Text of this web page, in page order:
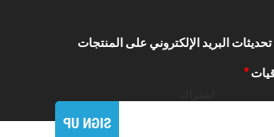
البريد الإلكتروني على المنتجات
*